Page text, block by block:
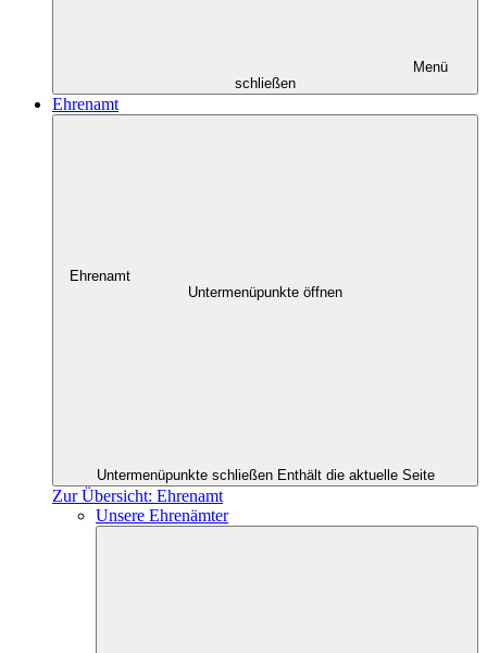
Menü
schließen
Ehrenamt
Ehrenamt
Untermenüpunkte öffnen
Untermenüpunkte schließen Enthält die aktuelle Seite
Zur Übersicht: Ehrenamt
Unsere Ehrenämter